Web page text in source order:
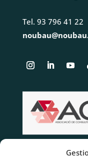
Tel. 93 796 41 22